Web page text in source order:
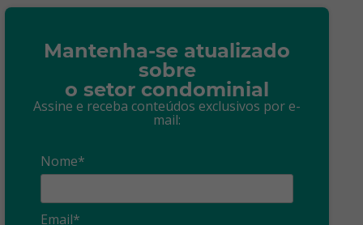
Mantenha-se atualizado
sobre
o setor condominial
Assine e receba conteúdos exclusivos por e-
mail:
Nome*
Email*